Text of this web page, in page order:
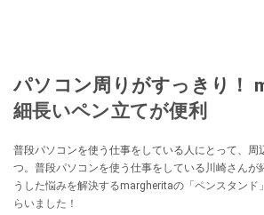
パソコン周りがすっきり！
細長いペン立てが便利
普段パソコンを使う仕事をしている人にとって、周
つ。普段パソコンを使う仕事をしている川崎さんが
うした悩みを解決するmargheritaの「ペンスタンド
らいました！